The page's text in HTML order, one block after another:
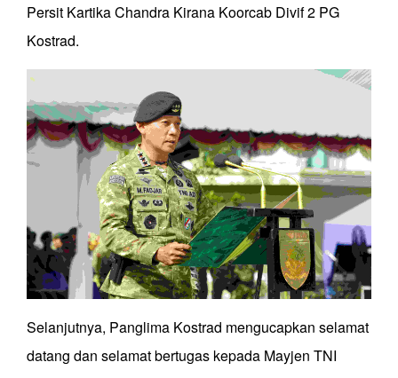
Persit Kartika Chandra Kirana Koorcab Divif 2 PG
Kostrad.
Selanjutnya, Panglima Kostrad mengucapkan selamat
datang dan selamat bertugas kepada Mayjen TNI